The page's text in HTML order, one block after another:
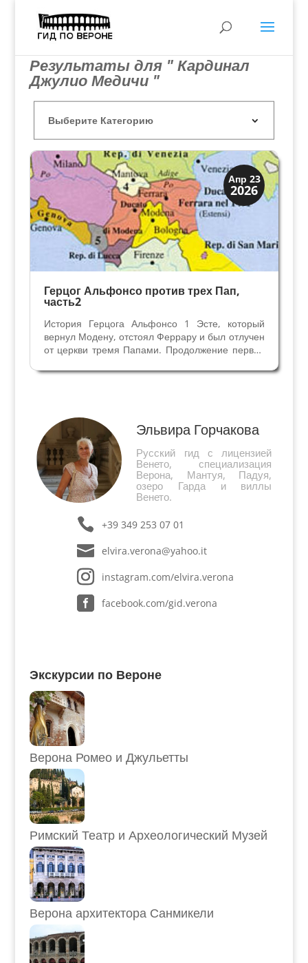
Результаты для " Кардинал
Джулио Медичи "
Апр 23
2026
Династии
Мантуя и Феррара
Герцог Альфонсо против трех Пап,
часть2
История Герцога Альфонсо 1 Эсте, который
вернул Модену, отстоял Феррару и был отлучен
от церкви тремя Папами. Продолжение первой
год Политическая ситуация быстро менялась в
Эльвира Горчакова
Русский гид с лицензией
Венето, специализация
Верона, Мантуя, Падуя,
озеро Гарда и виллы
Венето.
+39 349 253 07 01
elvira.verona@yahoo.it
instagram.com/elvira.verona
facebook.com/gid.verona
Экскурсии по Вероне
Верона Ромео и Джульетты
Римский Театр и Археологический Музей
Верона архитектора Санмикели